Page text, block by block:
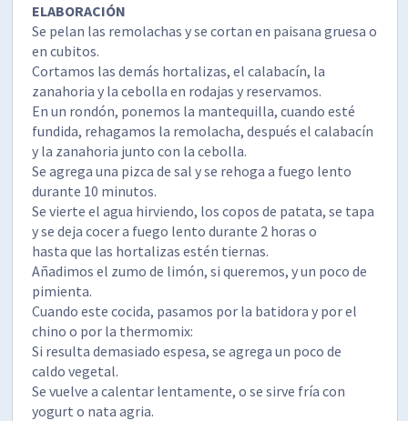
ELABORACIÓN
Se pelan las remolachas y se cortan en paisana gruesa o
en cubitos.
Cortamos las demás hortalizas, el calabacín, la
zanahoria y la cebolla en rodajas y reservamos.
En un rondón, ponemos la mantequilla, cuando esté
fundida, rehagamos la remolacha, después el calabacín
y la zanahoria junto con la cebolla.
Se agrega una pizca de sal y se rehoga a fuego lento
durante 10 minutos.
Se vierte el agua hirviendo, los copos de patata, se tapa
y se deja cocer a fuego lento durante 2 horas o
hasta que las hortalizas estén tiernas.
Añadimos el zumo de limón, si queremos, y un poco de
pimienta.
Cuando este cocida, pasamos por la batidora y por el
chino o por la thermomix:
Si resulta demasiado espesa, se agrega un poco de
caldo vegetal.
Se vuelve a calentar lentamente, o se sirve fría con
yogurt o nata agria.